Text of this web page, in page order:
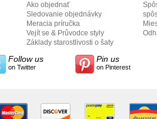
Ako objednať
Sledovanie objednávky
Meracia príručka
Vejít se & Průvodce styly
Základy starostlivosti o šaty
Follow us
on Twitter
Pin us
on Pinterest